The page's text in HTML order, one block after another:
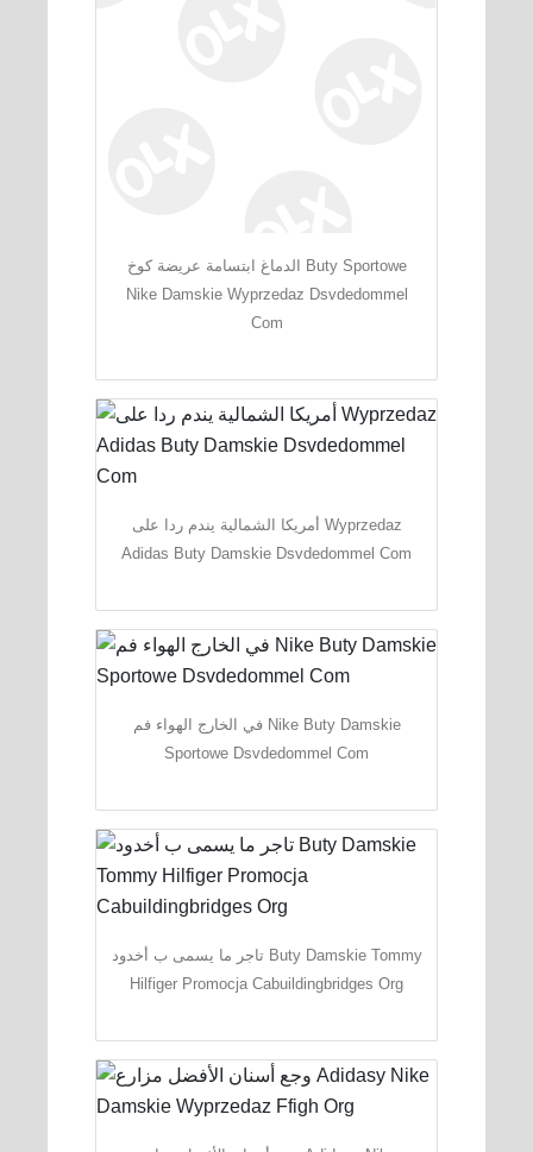
الدماغ ابتسامة عريضة كوخ Buty Sportowe
Nike Damskie Wyprzedaz Dsvdedommel
Com
أمريكا الشمالية يندم ردا على Wyprzedaz
Adidas Buty Damskie Dsvdedommel Com
في الخارج الهواء فم Nike Buty Damskie
Sportowe Dsvdedommel Com
تاجر ما يسمى ب أخدود Buty Damskie Tommy
Hilfiger Promocja Cabuildingbridges Org